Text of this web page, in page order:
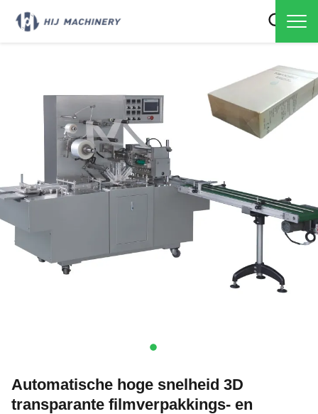
Automatische hoge snelheid 3D
transparante filmverpakkings- en